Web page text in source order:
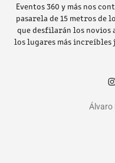
Eventos 360 y más nos
pasarela de 15 metros de
que desfilarán los novios
los lugares más increíbles
Álvaro